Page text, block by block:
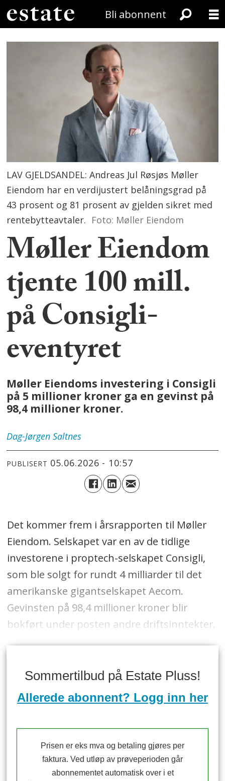
Bli abonnent
LAV GJELDSANDEL: Andreas Jul Røsjøs Møller
Eiendom har en verdijustert belåningsgrad på
43 prosent og 81 prosent av gjelden sikret med
rentebytteavtaler. Foto: Møller Eiendom
Møller Eiendom
tjente 100 mill.
på Consigli-
eventyret
Møller Eiendoms investering i Consigli
på 5 millioner kroner ga en gevinst på
98,4 millioner kroner.
Dag-Jørgen Saltnes
PUBLISERT 05.06.2026 - 10:57
Det kommer frem i årsrapporten til Møller
Eiendom. Selskapet var en av de tidlige
investorene i proptech-selskapet Consigli,
som ble solgt for rundt 4 milliarder til det
amerikanske gigantselskapet Aecom.
Gevinsten på 98,4 millioner kroner blir
bokført under posten andre driftsinntekter.
Sommertilbud på Estate Pluss!
Allerede abonnent? Logg inn her
Prisen er eks mva og betaling gjøres per
faktura. Ved utløp av prøveperioden går
abonnementet automatisk over i et